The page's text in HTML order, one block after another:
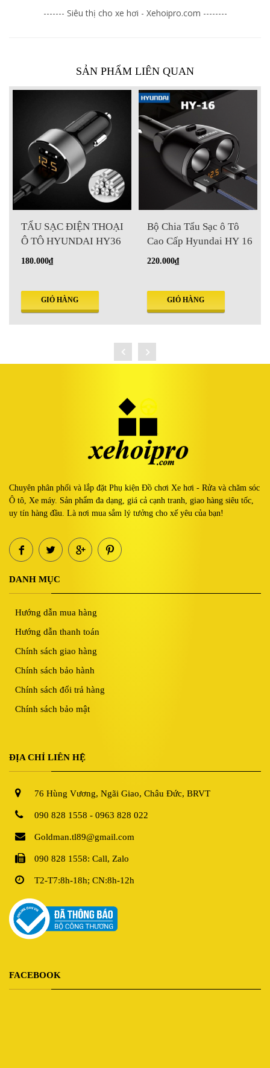
------- Siêu thị cho xe hơi - Xehoipro.com --------
SẢN PHẨM LIÊN QUAN
Bộ Chia Tẩu Sạc ô Tô
Cao Cấp Hyundai HY 16
220.000₫
GIỎ HÀNG
ĐẦU CHIA TẨU - CỦ
SẠC ĐIỆN THOẠI XE
HƠI HYUNDAI HY10
180.000₫
GIỎ HÀNG
Chuyên phân phối và lắp đặt Phụ kiện Đồ chơi Xe hơi - Rửa và chăm sóc
Ô tô, Xe máy. Sản phẩm đa dạng, giá cả cạnh tranh, giao hàng siêu tốc,
uy tín hàng đầu. Là nơi mua sắm lý tưởng cho xế yêu của bạn!
DANH MỤC
Hướng dẫn mua hàng
Hướng dẫn thanh toán
Chính sách giao hàng
Chính sách bảo hành
Chính sách đổi trả hàng
Chính sách bảo mật
ĐỊA CHỈ LIÊN HỆ
76 Hùng Vương, Ngãi Giao, Châu Đức, BRVT
090 828 1558 - 0963 828 022
Goldman.tl89@gmail.com
090 828 1558: Call, Zalo
T2-T7:8h-18h; CN:8h-12h
FACEBOOK